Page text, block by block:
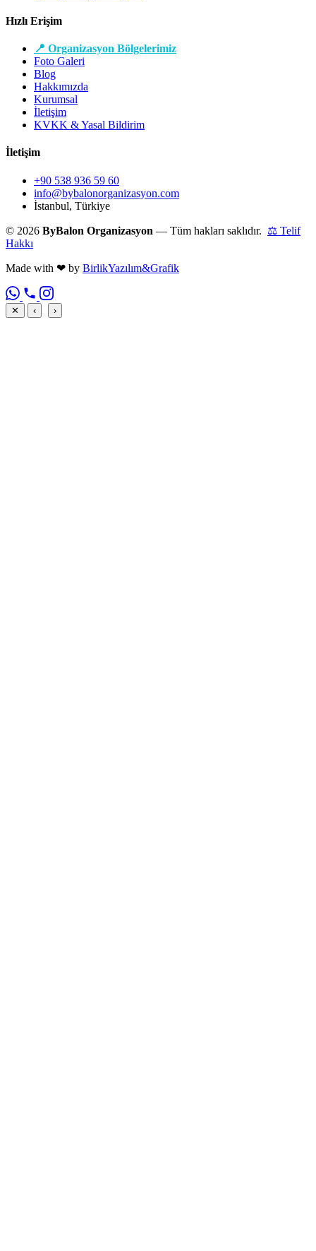
Hızlı Erişim
📍 Organizasyon Bölgelerimiz
Foto Galeri
Blog
Hakkımızda
Kurumsal
İletişim
KVKK & Yasal Bildirim
İletişim
+90 538 936 59 60
info@bybalonorganizasyon.com
İstanbul, Türkiye
© 2026 ByBalon Organizasyon — Tüm hakları saklıdır. ⚖ Telif
Hakkı
Made with ❤ by BirlikYazılım&Grafik
✕ ‹ ›